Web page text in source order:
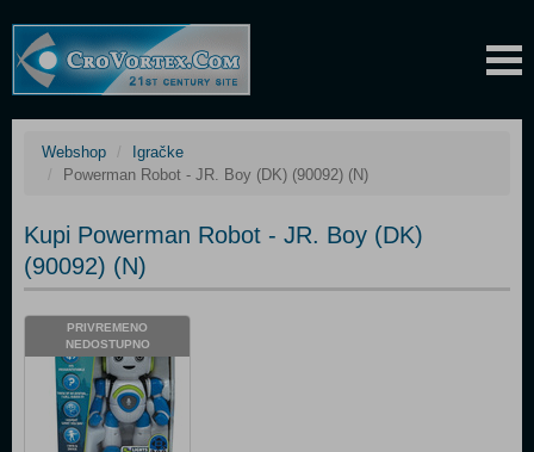
Webshop
Igračke
Powerman Robot - JR. Boy (DK) (90092) (N)
Kupi Powerman Robot - JR. Boy (DK)
(90092) (N)
PRIVREMENO
NEDOSTUPNO